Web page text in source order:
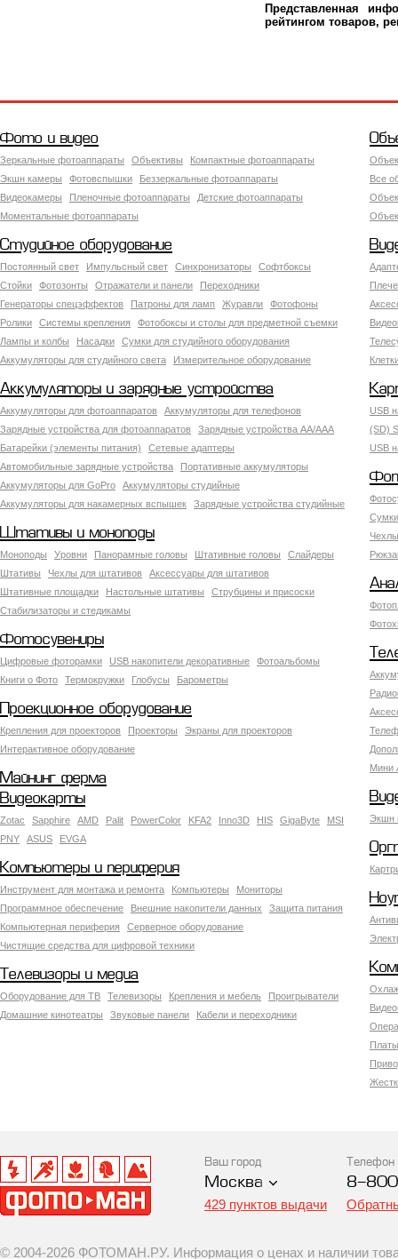
Представленная
рейтингом товаров,
Фото и видео
Зеркальные фотоаппараты Объективы
Компактные фотоаппараты
Экшн камеры
Фотовспышки
Беззеркальные фотоаппараты
Видеокамеры
Пленочные фотоаппараты
Детские фотоаппараты
Моментальные фотоаппараты
Все
Студийное оборудование
Постоянный свет Импульсный свет Синхронизаторы
Софтбоксы
Стойки
Фотозонты Отражатели и панели
Переходники
Генераторы спецэффектов
Патроны для ламп Журавли
Фотофоны
Ролики
Системы крепления
Фотобоксы и столы для предметной съемки
Лампы и колбы
Насадки
Сумки для студийного оборудования
Аккумуляторы для студийного света
Измерительное оборудование
Аккумуляторы и зарядные устройства
Аккумуляторы для фотоаппаратов
Аккумуляторы для телефонов
Зарядные устройства для фотоаппаратов
Зарядные устройства AA/AAA
Батарейки (элементы питания)
Сетевые адаптеры
Автомобильные зарядные устройства
Портативные аккумуляторы
Аккумуляторы для GoPro
Аккумуляторы студийные
Аккумуляторы для накамерных вспышек
Зарядные устройства студийные
USB
(SD)
USB
Штативы и моноподы
Моноподы Уровни Панорамные головы Штативные головы
Слайдеры
Штативы
Чехлы для штативов
Аксессуары для штативов
Штативные площадки
Настольные штативы
Струбцины и присоски
Стабилизаторы и стедикамы
Фотосувениры
Цифровые фоторамки USB накопители декоративные
Фотоальбомы
Книги о Фото
Термокружки Глобусы Барометры
Мини
Проекционное оборудование
Крепления для проекторов Проекторы
Экраны для проекторов
Интерактивное оборудование
Майнинг ферма
Экшн
Видеокарты
Zotac Sapphire AMD Palit PowerColor KFA2 Inno3D HIS GigaByte
MSI
PNY
ASUS EVGA
Компьютеры и периферия
Инструмент для монтажа и ремонта Компьютеры
Мониторы
Программное обеспечение
Внешние накопители данных
Защита питания
Компьютерная периферия
Серверное оборудование
Чистящие средства для цифровой техники
Телевизоры и медиа
Оборудование для ТВ Телевизоры Крепления и мебель
Проигрыватели
Домашние кинотеатры
Звуковые панели Кабели и переходники
Ваш город
Москва
429 пунктов выдачи
Телефон
8-
© 2004-2026 ФОТОМАН.РУ. Информация о ценах и наличии